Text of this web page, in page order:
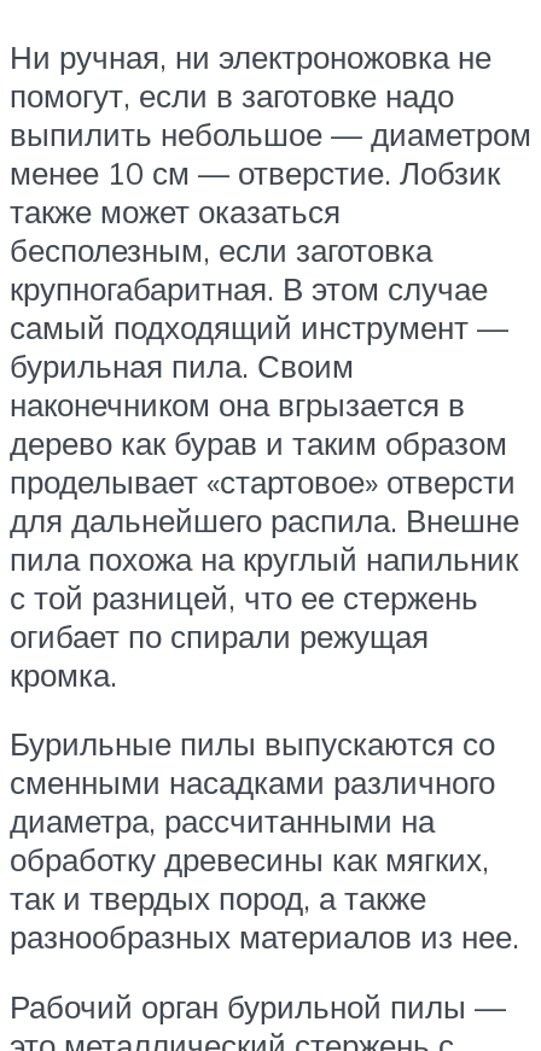
Ни ручная, ни электроножовка не
помогут, если в заготовке надо
выпилить небольшое — диаметром
менее 10 см — отверстие. Лобзик
также может оказаться
бесполезным, если заготовка
крупногабаритная. В этом случае
самый подходящий инструмент —
бурильная пила. Своим
наконечником она вгрызается в
дерево как бурав и таким образом
проделывает «стартовое» отверсти
для дальнейшего распила. Внешне
пила похожа на круглый напильник
с той разницей, что ее стержень
огибает по спирали режущая
кромка.
Бурильные пилы выпускаются со
сменными насадками различного
диаметра, рассчитанными на
обработку древесины как мягких,
так и твердых пород, а также
разнообразных материалов из нее.
Рабочий орган бурильной пилы —